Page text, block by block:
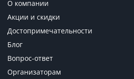
О компании
Акции и скидки
Достопримечательности
Блог
Вопрос-ответ
Организаторам